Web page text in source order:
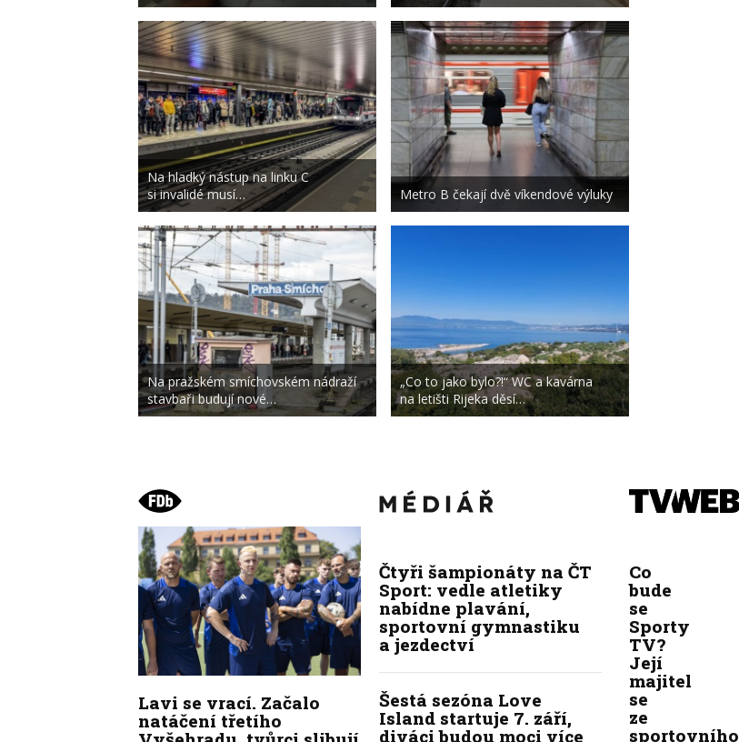
Na hladký nástup na linku C
si invalidé musí…
Na pražském smíchovském nádraží
stavbaři budují nové…
Metro B čekají dvě víkendové výluky
„Co to jako bylo?!“ WC a kavárna
na letišti Rijeka děsí…
Lavi se vrací. Začalo
natáčení třetího
Čtyři šampionáty na ČT
Sport: vedle atletiky
nabídne plavání,
sportovní gymnastiku
a jezdectví
Šestá sezóna Love
Island startuje 7. září,
diváci budou moci více
Co
bude
se
Sporty
TV?
Její
majitel
se
ze
sportovního